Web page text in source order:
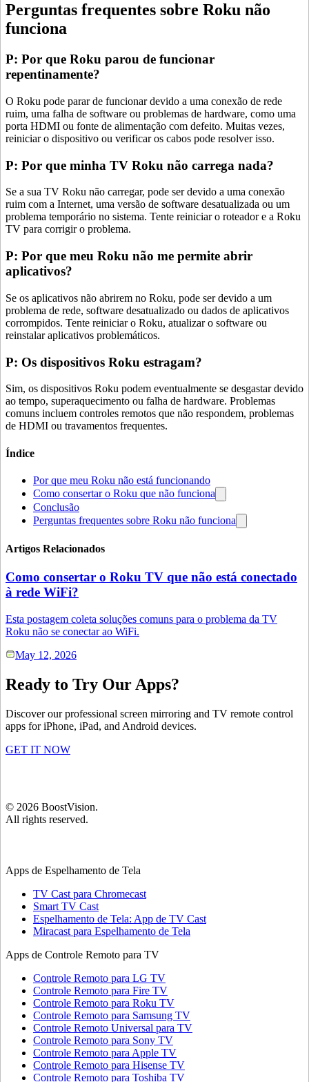
Perguntas frequentes sobre Roku não
funciona
P: Por que Roku parou de funcionar
repentinamente?
O Roku pode parar de funcionar devido a uma conexão de rede
ruim, uma falha de software ou problemas de hardware, como uma
porta HDMI ou fonte de alimentação com defeito. Muitas vezes,
reiniciar o dispositivo ou verificar os cabos pode resolver isso.
P: Por que minha TV Roku não carrega nada?
Se a sua TV Roku não carregar, pode ser devido a uma conexão
ruim com a Internet, uma versão de software desatualizada ou um
problema temporário no sistema. Tente reiniciar o roteador e a Roku
TV para corrigir o problema.
P: Por que meu Roku não me permite abrir
aplicativos?
Se os aplicativos não abrirem no Roku, pode ser devido a um
problema de rede, software desatualizado ou dados de aplicativos
corrompidos. Tente reiniciar o Roku, atualizar o software ou
reinstalar aplicativos problemáticos.
P: Os dispositivos Roku estragam?
Sim, os dispositivos Roku podem eventualmente se desgastar devido
ao tempo, superaquecimento ou falha de hardware. Problemas
comuns incluem controles remotos que não respondem, problemas
de HDMI ou travamentos frequentes.
Índice
Por que meu Roku não está funcionando
Como consertar o Roku que não funciona
Conclusão
Perguntas frequentes sobre Roku não funciona
Artigos Relacionados
Como consertar o Roku TV que não está conectado
à rede WiFi?
Esta postagem coleta soluções comuns para o problema da TV
Roku não se conectar ao WiFi.
May 12, 2026
Ready to Try Our Apps?
Discover our professional screen mirroring and TV remote control
apps for iPhone, iPad, and Android devices.
GET IT NOW
© 2026 BoostVision.
All rights reserved.
Apps de Espelhamento de Tela
TV Cast para Chromecast
Smart TV Cast
Espelhamento de Tela: App de TV Cast
Miracast para Espelhamento de Tela
Apps de Controle Remoto para TV
Controle Remoto para LG TV
Controle Remoto para Fire TV
Controle Remoto para Roku TV
Controle Remoto para Samsung TV
Controle Remoto Universal para TV
Controle Remoto para Sony TV
Controle Remoto para Apple TV
Controle Remoto para Hisense TV
Controle Remoto para Toshiba TV